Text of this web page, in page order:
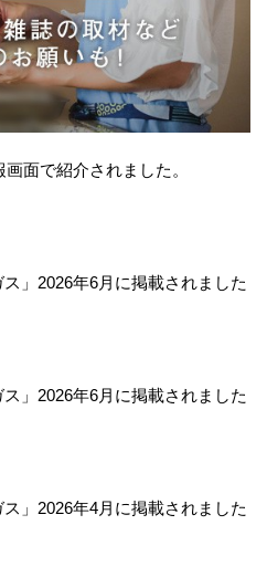
面で紹介されました。
ス」2026年6月に掲載されました
ス」2026年6月に掲載されました
ス」2026年4月に掲載されました